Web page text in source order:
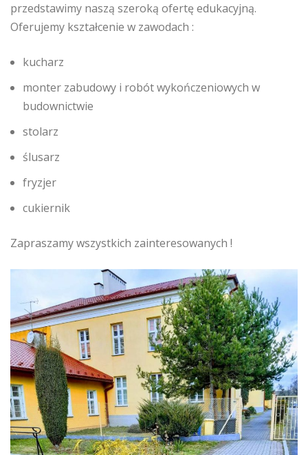
przedstawimy naszą szeroką ofertę edukacyjną.
Oferujemy kształcenie w zawodach :
kucharz
monter zabudowy i robót wykończeniowych w
budownictwie
stolarz
ślusarz
fryzjer
cukiernik
Zapraszamy wszystkich zainteresowanych !